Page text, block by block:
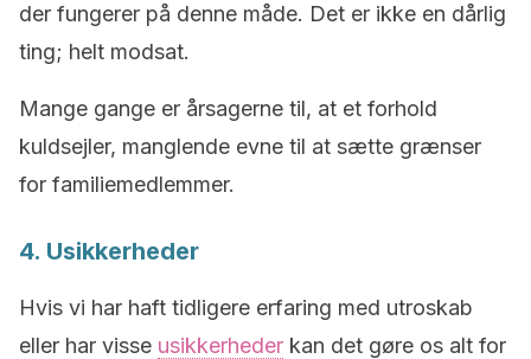
der fungerer på denne måde. Det er ikke en dårlig
ting; helt modsat.
Mange gange er årsagerne til, at et forhold
kuldsejler, manglende evne til at sætte grænser
for familiemedlemmer.
4. Usikkerheder
Hvis vi har haft tidligere erfaring med utroskab
eller har visse usikkerheder kan det gøre os alt for